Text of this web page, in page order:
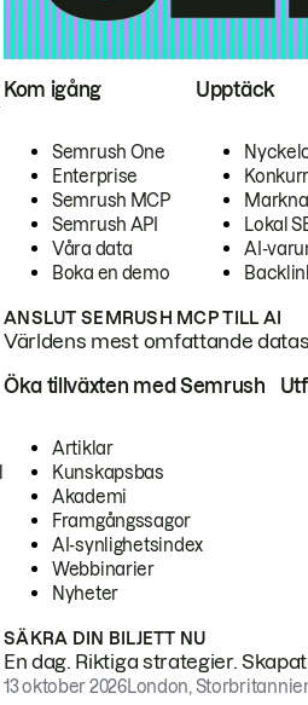
Kom igång
Semrush One
Enterprise
Semrush MCP
Semrush API
Våra data
Boka en demo
Upptäck
Lokal
AI-
ANSLUT SEMRUSH MCP TILL AI
Världens mest omfattande
Öka tillväxten med Semrush
Artiklar
Kunskapsbas
Akademi
Framgångssagor
AI-synlighetsindex
Webbinarier
Nyheter
SÄKRA DIN BILJETT NU
En dag. Riktiga strategier.
13 oktober 2026London,